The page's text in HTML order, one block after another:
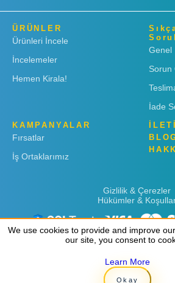
ÜRÜNLER
Ürünleri İncele
İncelemeler
Hemen Kirala!
Genel
Sorun
İade
KAMPANYALAR
Fırsatlar
İş Ortaklarımız
Gizlilik & Çerezler
Hükümler &
Copyright © 2019 Rent 'n
We use cookies to provide and improve
our site, you consent to
Learn More
Okay
We use cookies to provide and improve
our site, you consent to
Learn More
Okay